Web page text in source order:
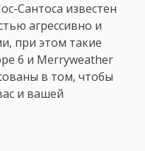
Сантоса известен
агрессивно и
при этом такие
6 и Merryweather
в том, чтобы
и вашей